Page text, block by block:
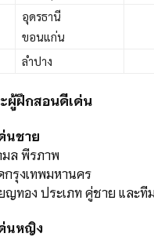
อุดรธานี
ขอนแก่น
ลำปาง
ผู้ฝึกสอนดีเด่น
นชาย
มล พีรภาพ
กรุงเทพมหานคร
ญทอง ประเภท คู่ชาย และที
นหญิง